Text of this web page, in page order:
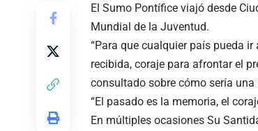
El Sumo Pontífice viajó desde
Mundial de la Juventud.
“Para que cualquier país pueda
recibida, coraje para afrontar el
consultado sobre cómo sería una
“El pasado es la memoria, el
En múltiples ocasiones Su